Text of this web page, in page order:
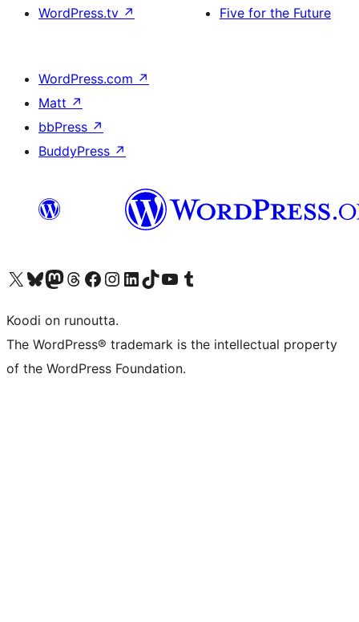
WordPress.tv ↗
Five for the Future
WordPress.com ↗
Matt ↗
bbPress ↗
BuddyPress ↗
Visit our X (formerly Twitter) account
Visit our Bluesky account
Visit our Mastodon account
Visit our Threads account
Visit our Facebook page
Visit our Instagram account
Visit our LinkedIn account
Visit our TikTok account
Näytä YouTube-kanava
Visit our Tumblr account
Koodi on runoutta.
The WordPress® trademark is the intellectual property
of the WordPress Foundation.